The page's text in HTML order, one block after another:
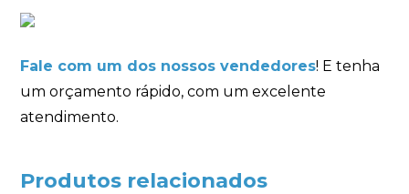
Fale com um dos nossos vendedores! E tenha
um orçamento rápido, com um excelente
atendimento.
Produtos relacionados